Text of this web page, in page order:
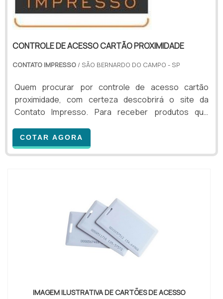
CONTROLE DE ACESSO CARTÃO PROXIMIDADE
CONTATO IMPRESSO / SÃO BERNARDO DO CAMPO - SP
Quem procurar por controle de acesso cartão
proximidade, com certeza descobrirá o site da
Contato Impresso. Para receber produtos que
escolher uma organização que se destaque por um
bom suporte pré-venda e tenha ampla experiência
empresa inovadora, chegará até ...
COTAR AGORA
IMAGEM ILUSTRATIVA DE CARTÕES DE ACESSO